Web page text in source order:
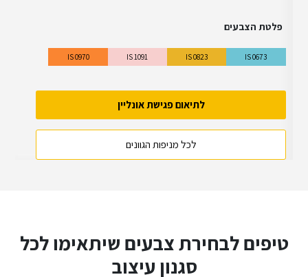
פלטת הצבעים
IS 0673
IS 0823
IS 1091
IS 0970
לתיאום פגישת אונליין
לכל מניפות הגוונים
טיפים לבחירת צבעים שיתאימו לכל
סגנון עיצוב